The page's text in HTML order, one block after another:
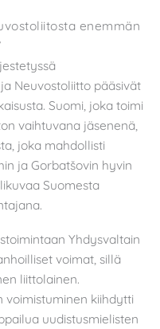
enemmän
Neuvostoliitto pääsivät
Suomi, joka toimi
vaihtuvana jäsenenä,
joka mahdollisti
ja Gorbatšovin hyvin
Suomesta
Yhdysvaltain
voimat, sillä
liittolainen.
voimistuminen kiihdytti
uudistusmielisten